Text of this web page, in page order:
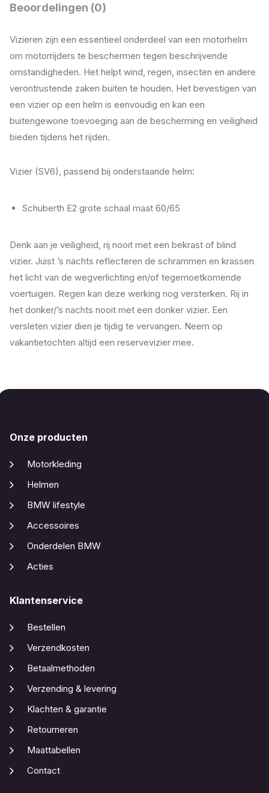
Beoordelingen (0)
Vizieren zijn een essentieel onderdeel van een motorhelm
om motorrijders te beschermen tegen beschrijvende
omstandigheden. Het helpt wind, regen, insecten en andere
verontrustende zaken buiten te houden. Het bevestigen van
een vizier op een helm is eenvoudig en kan een
buitengewone toevoeging aan de bescherming en veiligheid
bieden tijdens het rijden.
Vizier (SV6), passend bij onderstaande helm:
Schuberth E2 grote schaal maat 60/65
Denk aan je veiligheid, rij nooit met een bekrast of blind
vizier. Juist ’s nachts reflecteren de schrammen en krassen
het licht van de wegverlichting en/of tegemoetkomende
voertuigen. Regen kan deze werking nog versterken. Rij in
het donker/’s nachts nooit met een donker vizier. Een
versleten vizier dien je tijdig te vervangen. Neem op
vakantietochten altijd een reservevizier mee.
Onze producten
Motorkleding
Helmen
BMW lifestyle
Accessoires
Onderdelen BMW
Acties
Klantenservice
Bestellen
Verzendkosten
Betaalmethoden
Verzending & levering
Klachten & garantie
Retourneren
Maattabellen
Contact